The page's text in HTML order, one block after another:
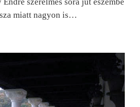
miatt nagyon is…